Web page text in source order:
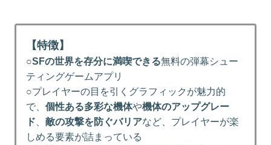
【特徴】
○SFの世界を存分に満喫できる無料の弾幕シュー
ティングゲームアプリ
○プレイヤーの目を引くグラフィックが魅力的
で、個性ある多彩な機体や機体のアップグレー
ド 、敵の攻撃を防ぐバリアなど、プレイヤーが楽
しめる要素が詰まっている